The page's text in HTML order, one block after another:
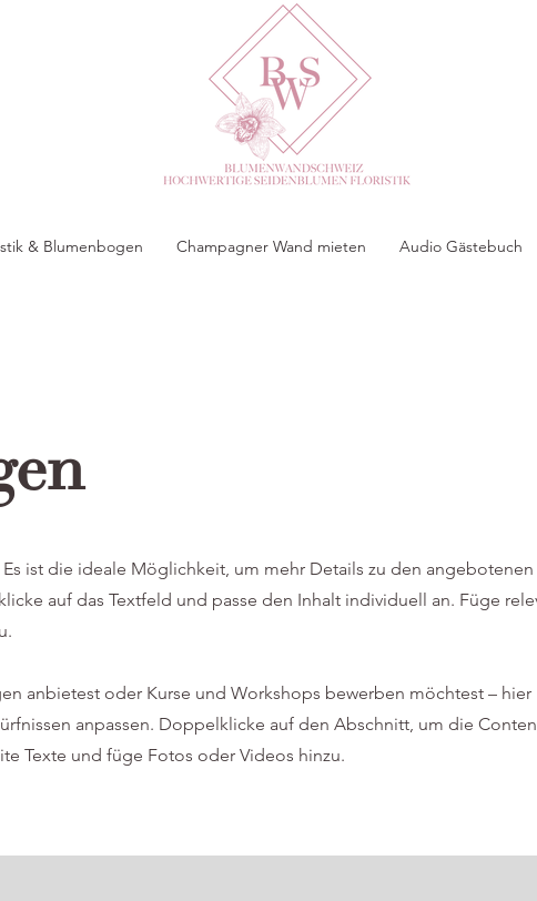
& Blumenbogen Champagner Wand mieten Audio Gästebuch
ist die ideale Möglichkeit, um mehr Details zu den angebotenen
auf das Textfeld und passe den Inhalt individuell an. Füge
anbietest oder Kurse und Workshops bewerben möchtest ​–​ hier
anpassen. Doppelklicke auf den Abschnitt, um die
Texte und füge Fotos oder Videos hinzu.